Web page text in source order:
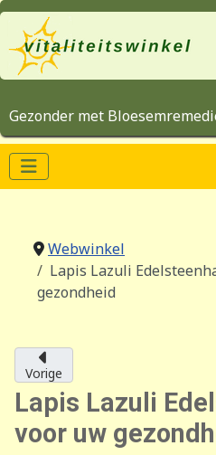
Gezonder met
Webwinkel
Lapis Lazuli
gezondheid
Vorige
Lapis Lazuli
voor uw